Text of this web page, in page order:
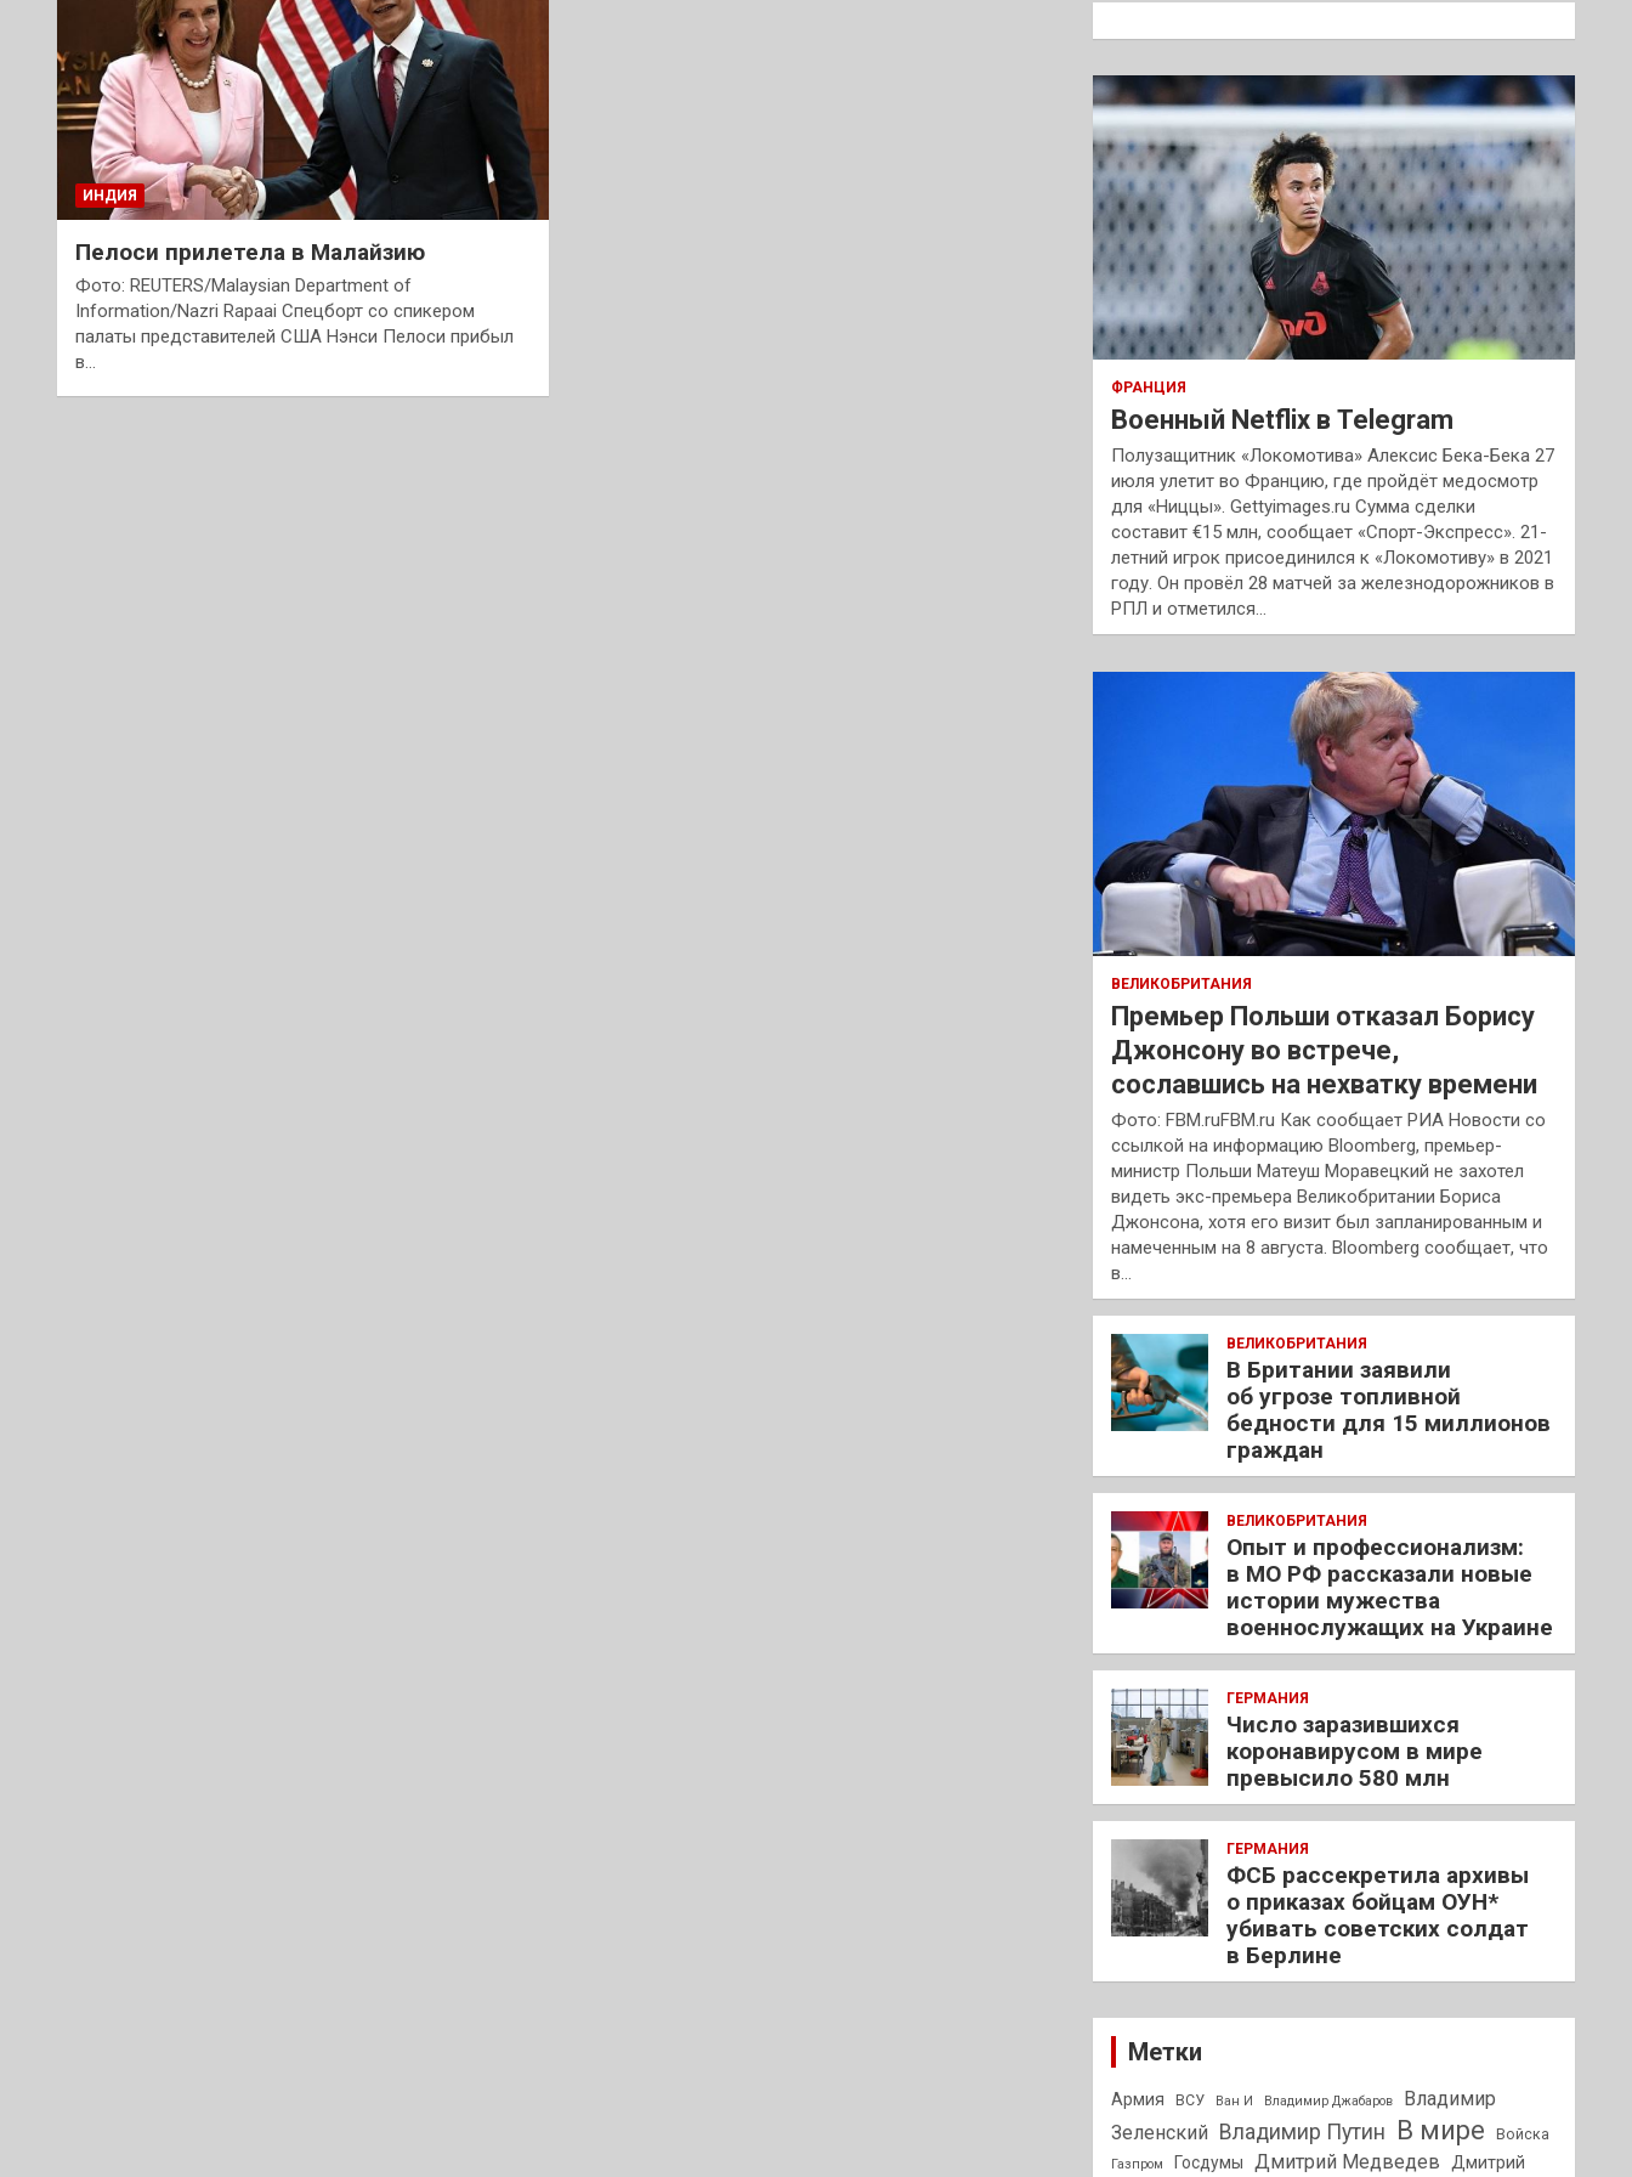
ИНДИЯ
Пелоси прилетела в Малайзию
Фото: REUTERS/Malaysian Department of
Information/Nazri Rapaai Спецборт со спикером
палаты представителей США Нэнси Пелоси прибыл
в…
к
ФРАНЦИЯ
Военный Netflix в Telegram
Полузащитник «Локомотива» Алексис Бека-Бека 27
июля улетит во Францию, где пройдёт медосмотр
для «Ниццы». Gettyimages.ru Сумма сделки
составит €15 млн, сообщает «Спорт-Экспресс». 21-
летний игрок присоединился к «Локомотиву» в 2021
году. Он провёл 28 матчей за железнодорожников в
РПЛ и отметился…
ВЕЛИКОБРИТАНИЯ
Премьер Польши отказал Борису
Джонсону во встрече,
сославшись на нехватку времени
Фото: FBM.ruFBM.ru Как сообщает РИА Новости со
ссылкой на информацию Bloomberg, премьер-
министр Польши Матеуш Моравецкий не захотел
видеть экс-премьера Великобритании Бориса
Джонсона, хотя его визит был запланированным и
намеченным на 8 августа. Bloomberg сообщает, что
в…
ВЕЛИКОБРИТАНИЯ
В Британии заявили
об угрозе топливной
бедности для 15 миллионов
граждан
ВЕЛИКОБРИТАНИЯ
Опыт и профессионализм:
в МО РФ рассказали новые
истории мужества
военнослужащих на Украине
ГЕРМАНИЯ
Число заразившихся
коронавирусом в мире
превысило 580 млн
ГЕРМАНИЯ
ФСБ рассекретила архивы
о приказах бойцам ОУН*
убивать советских солдат
в Берлине
Метки
Армия ВСУ Ван И Владимир Джабаров
Владимир
Зеленский
Владимир Путин В мире Войска
Газпром Госдумы Дмитрий Медведев Дмитрий